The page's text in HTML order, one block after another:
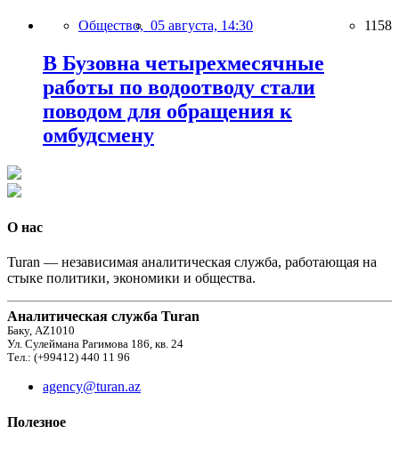
Общество, 05 августа, 14:30 1158
В Бузовна четырехмесячные
работы по водоотводу стали
поводом для обращения к
омбудсмену
О нас
Turan — независимая аналитическая служба, работающая на
стыке политики, экономики и общества.
Аналитическая служба Turan
Баку, AZ1010
Ул. Сулеймана Рагимова 186, кв. 24
Тел.: (+99412) 440 11 96
agency@turan.az
Полезное